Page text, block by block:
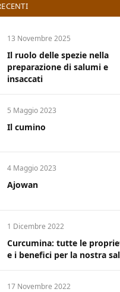
13 Novembre 2025
Il ruolo delle spezie nella
preparazione di salumi e
insaccati
5 Maggio 2023
Il cumino
4 Maggio 2023
Ajowan
1 Dicembre 2022
Curcumina: tutte le
e i benefici per la nostra
17 Novembre 2022